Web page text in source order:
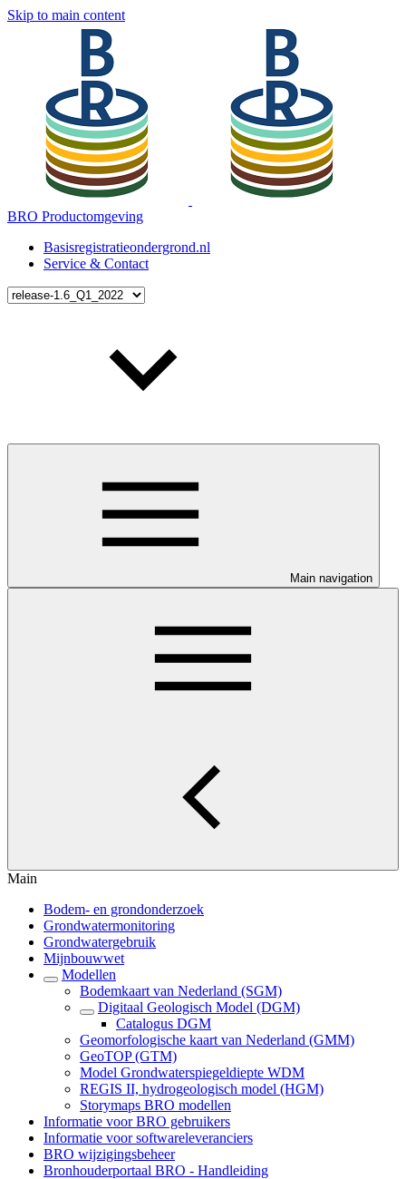
Skip to main content
BRO Productomgeving
Basisregistratieondergrond.nl
Service & Contact
Main navigation
Main
Bodem- en grondonderzoek
Grondwatermonitoring
Grondwatergebruik
Mijnbouwwet
Modellen
Bodemkaart van Nederland (SGM)
Digitaal Geologisch Model (DGM)
Catalogus DGM
Geomorfologische kaart van Nederland (GMM)
GeoTOP (GTM)
Model Grondwaterspiegeldiepte WDM
REGIS II, hydrogeologisch model (HGM)
Storymaps BRO modellen
Informatie voor BRO gebruikers
Informatie voor softwareleveranciers
BRO wijzigingsbeheer
Bronhouderportaal BRO - Handleiding